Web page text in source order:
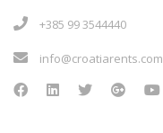
+385 99 3544440
info@croatiarents.com